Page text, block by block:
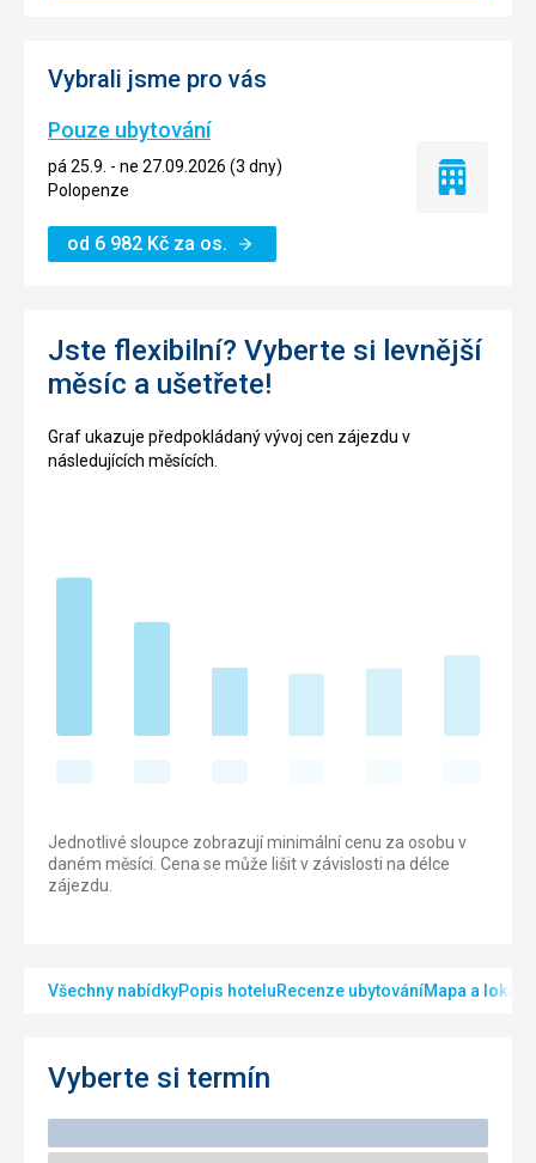
Vybrali jsme pro vás
Pouze ubytování
pá 25.9. - ne 27.09.2026 (3 dny)
Polopenze
od 6 982 Kč za os.
Pouze
Jste flexibilní? Vyberte si levnější
měsíc a ušetřete!
Graf ukazuje předpokládaný vývoj cen zájezdu v
následujících měsících.
Jednotlivé sloupce zobrazují minimální cenu za osobu v
daném měsíci. Cena se může lišit v závislosti na délce
zájezdu.
Všechny nabídkyPopis hoteluRecenze ubytováníMapa a
Vyberte si termín